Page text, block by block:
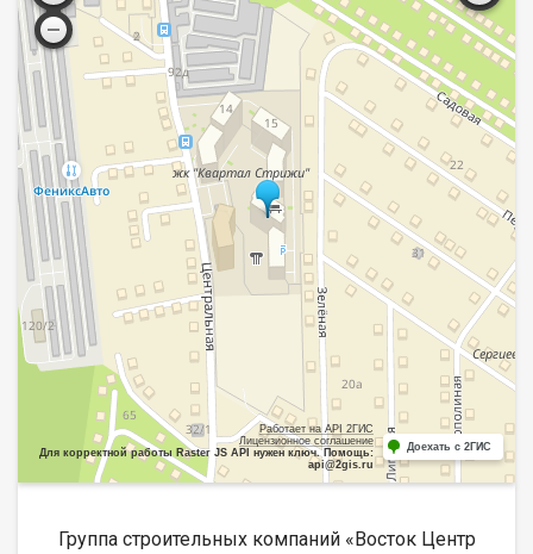
Работает на API 2ГИС
Лицензионное соглашение
Для корректной работы Raster JS API нужен ключ. Помощь:
api@2gis.ru
Доехать с 2ГИС
Группа строительных компаний «Восток Центр